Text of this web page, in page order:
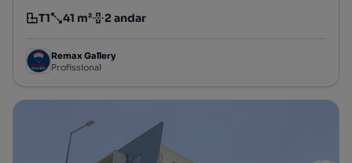
Tipologia
T1
Preço por metro quadrado
41 m²
Andar 2 andar
Remax Gallery
Profissional